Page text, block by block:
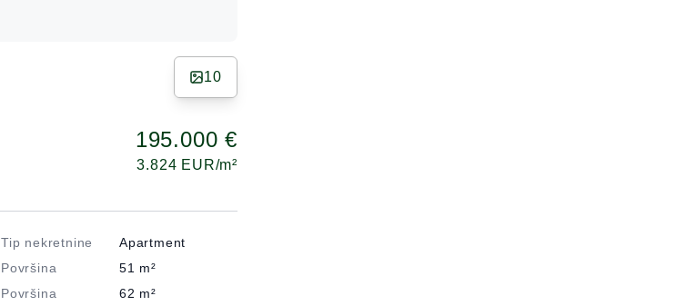
10
195.000 €
3.824 EUR/m²
Tip nekretnine
Apartment
Površina
51 m²
Površina
62 m²